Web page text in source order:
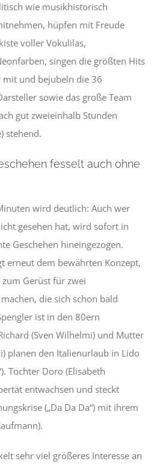
wie musikhistorisch
hüpfen mit Freude
voller Vokulilas,
singen die größten Hits
mit und bejubeln die 36
sowie das große Team
gut zweieinhalb Stunden
stehend.
fesselt auch ohne
wird deutlich: Auch wer
gesehen hat, wird sofort in
Geschehen hineingezogen.
erneut dem bewährten Konzept,
Gerüst für zwei
die sich schon bald
ist in den 80ern
(Sven Wilhelmi) und Mutter
planen den Italienurlaub in Lido
Tochter Doro (Elisabeth
entwachsen und steckt
(„Da Da Da“) mit ihrem
sehr viel größeres Interesse an